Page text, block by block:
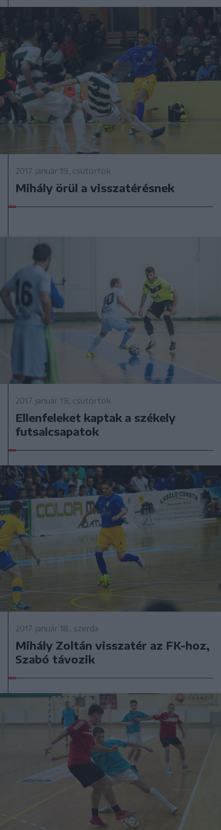
2017. január 19., csütörtök
Mihály örül a visszatérésnek
2017. január 19., csütörtök
Ellenfeleket kaptak a székely
futsalcsapatok
2017. január 18., szerda
Mihály Zoltán visszatér az FK-hoz,
Szabó távozik